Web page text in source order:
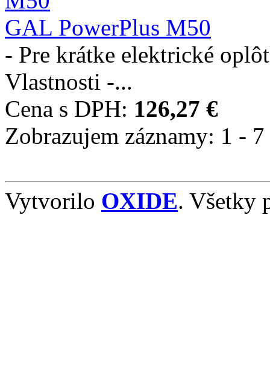
GAL PowerPlus M50
- Pre krátke elektrické
Vlastnosti -...
Cena s DPH: 126,27 €
Zobrazujem záznamy: 1 -
Vytvorilo OXIDE. Všetky